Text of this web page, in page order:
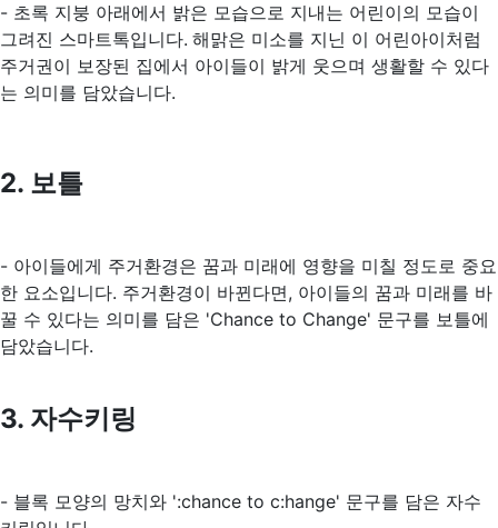
- 초록 지붕 아래에서 밝은 모습으로 지내는 어린이의 모습이
그려진 스마트톡입니다. 해맑은 미소를 지닌 이 어린아이처럼
주거권이 보장된 집에서 아이들이 밝게 웃으며 생활할 수 있다
는 의미를 담았습니다.
2. 보틀
- 아이들에게 주거환경은 꿈과 미래에 영향을 미칠 정도로 중요
한 요소입니다. 주거환경이 바뀐다면, 아이들의 꿈과 미래를 바
꿀 수 있다는 의미를 담은 'Chance to Change' 문구를 보틀에
담았습니다.
3. 자수키링
- 블록 모양의 망치와 ':chance to c:hange' 문구를 담은 자수